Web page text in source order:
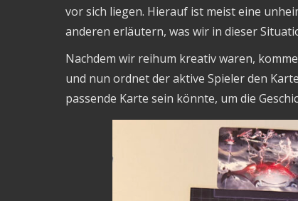
vor sich liegen. Hierauf ist meist eine
anderen erläutern, was wir in dieser
Nachdem wir reihum kreativ waren,
und nun ordnet der aktive Spieler den
passende Karte sein könnte, um die